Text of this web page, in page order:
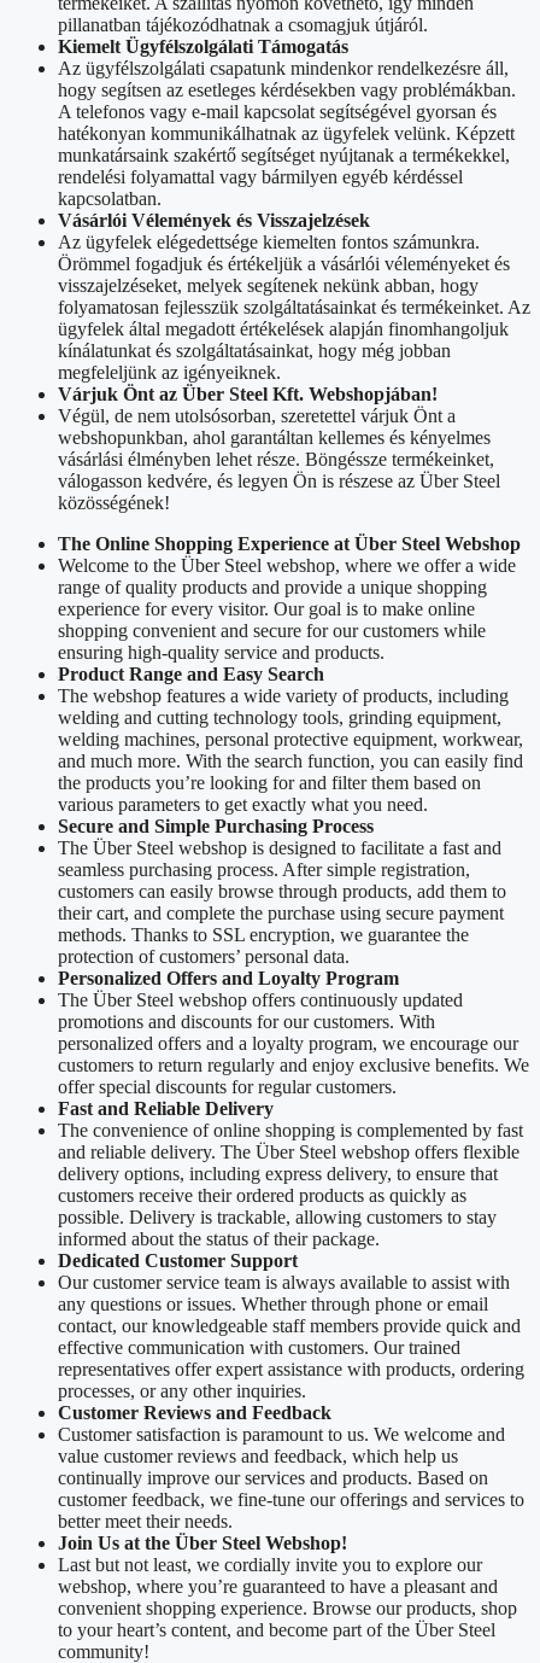
pillanatban tájékozódhatnak a csomagjuk útjáról.
Kiemelt Ügyfélszolgálati Támogatás
Az ügyfélszolgálati csapatunk mindenkor rendelkezésre áll,
hogy segítsen az esetleges kérdésekben vagy problémákban.
A telefonos vagy e-mail kapcsolat segítségével gyorsan és
hatékonyan kommunikálhatnak az ügyfelek velünk. Képzett
munkatársaink szakértő segítséget nyújtanak a termékekkel,
rendelési folyamattal vagy bármilyen egyéb kérdéssel
kapcsolatban.
Vásárlói Vélemények és Visszajelzések
Az ügyfelek elégedettsége kiemelten fontos számunkra.
Örömmel fogadjuk és értékeljük a vásárlói véleményeket és
visszajelzéseket, melyek segítenek nekünk abban, hogy
folyamatosan fejlesszük szolgáltatásainkat és termékeinket. Az
ügyfelek által megadott értékelések alapján finomhangoljuk
kínálatunkat és szolgáltatásainkat, hogy még jobban
megfeleljünk az igényeiknek.
Várjuk Önt az Über Steel Kft. Webshopjában!
Végül, de nem utolsósorban, szeretettel várjuk Önt a
webshopunkban, ahol garantáltan kellemes és kényelmes
vásárlási élményben lehet része. Böngéssze termékeinket,
válogasson kedvére, és legyen Ön is részese az Über Steel
közösségének!
The Online Shopping Experience at Über Steel Webshop
Welcome to the Über Steel webshop, where we offer a wide
range of quality products and provide a unique shopping
experience for every visitor. Our goal is to make online
shopping convenient and secure for our customers while
ensuring high-quality service and products.
Product Range and Easy Search
The webshop features a wide variety of products, including
welding and cutting technology tools, grinding equipment,
welding machines, personal protective equipment, workwear,
and much more. With the search function, you can easily find
the products you’re looking for and filter them based on
various parameters to get exactly what you need.
Secure and Simple Purchasing Process
The Über Steel webshop is designed to facilitate a fast and
seamless purchasing process. After simple registration,
customers can easily browse through products, add them to
their cart, and complete the purchase using secure payment
methods. Thanks to SSL encryption, we guarantee the
protection of customers’ personal data.
Personalized Offers and Loyalty Program
The Über Steel webshop offers continuously updated
promotions and discounts for our customers. With
personalized offers and a loyalty program, we encourage our
customers to return regularly and enjoy exclusive benefits. We
offer special discounts for regular customers.
Fast and Reliable Delivery
The convenience of online shopping is complemented by fast
and reliable delivery. The Über Steel webshop offers flexible
delivery options, including express delivery, to ensure that
customers receive their ordered products as quickly as
possible. Delivery is trackable, allowing customers to stay
informed about the status of their package.
Dedicated Customer Support
Our customer service team is always available to assist with
any questions or issues. Whether through phone or email
contact, our knowledgeable staff members provide quick and
effective communication with customers. Our trained
representatives offer expert assistance with products, ordering
processes, or any other inquiries.
Customer Reviews and Feedback
Customer satisfaction is paramount to us. We welcome and
value customer reviews and feedback, which help us
continually improve our services and products. Based on
customer feedback, we fine-tune our offerings and services to
better meet their needs.
Join Us at the Über Steel Webshop!
Last but not least, we cordially invite you to explore our
webshop, where you’re guaranteed to have a pleasant and
convenient shopping experience. Browse our products, shop
to your heart’s content, and become part of the Über Steel
community!